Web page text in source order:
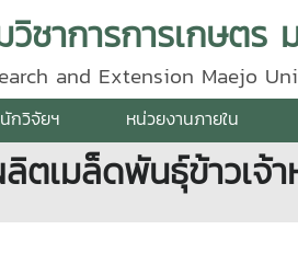
ชาการการเกษตร
and Extension Maejo
กวิจัยฯ หน่วยงานภายใน
เมล็ดพันธุ์ข้าวเจ้า